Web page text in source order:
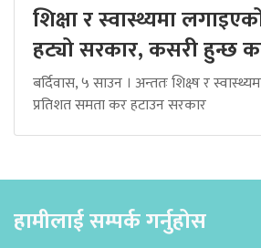
शिक्षा र स्वास्थ्यमा
हट्यो सरकार, कसरी हुन्छ
बर्दिवास, ५ साउन । अन्ततः शिक्ष्ष र
प्रतिशत समता कर हटाउन सरकार
हामीलाई सम्पर्क गर्नुहोस